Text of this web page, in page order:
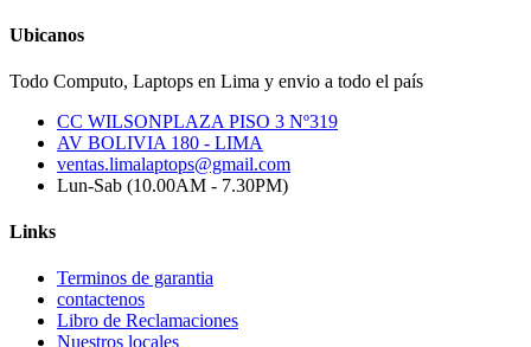
Ubicanos
Todo Computo, Laptops en Lima y envio a todo el país
CC WILSONPLAZA PISO 3 Nº319
AV BOLIVIA 180 - LIMA
ventas.limalaptops@gmail.com
Lun-Sab (10.00AM - 7.30PM)
Links
Terminos de garantia
contactenos
Libro de Reclamaciones
Nuestros locales